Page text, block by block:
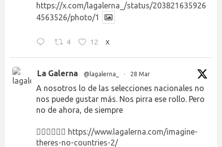
https://x.com/lagalerna_/status/203821635926
4563526/photo/1
4 12 X
La Galerna @lagalerna_ · 28 Mar
A nosotros lo de las selecciones nacionales no
nos puede gustar más. Nos pirra ese rollo. Pero
no de ahora, de siempre
👉🏻👉🏻👉🏻 https://www.lagalerna.com/imagine-
theres-no-countries-2/